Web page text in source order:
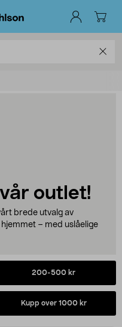
outlet!
brede utvalg av
– med uslåelige
200-500 kr
Kupp over 1000 kr